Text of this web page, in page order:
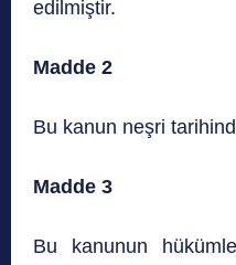
edilmiştir.
Madde 2
Bu kanun neşri
Madde 3
Bu kanunun